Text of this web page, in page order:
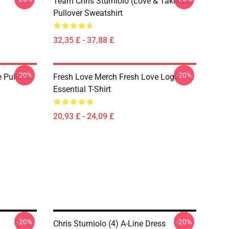
Pullover Sweatshirt
32,35 £ - 37,88 £
Pullover
-20%
Fresh Love Merch Fresh Love Logo
Essential T-Shirt
20,93 £ - 24,09 £
-20%
-20% Chris Sturniolo (4) A-Line Dress -20%